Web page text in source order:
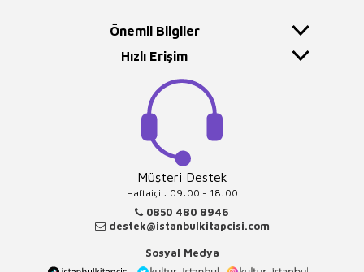
Önemli Bilgiler
Hızlı Erişim
Müşteri Destek
Haftaiçi : 09:00 - 18:00
0850 480 8946
destek@istanbulkitapcisi.com
Sosyal Medya